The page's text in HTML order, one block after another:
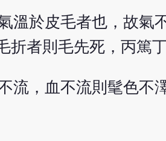
溫於皮毛者也，故氣
折者則毛先死，丙篤
流，血不流則髦色不